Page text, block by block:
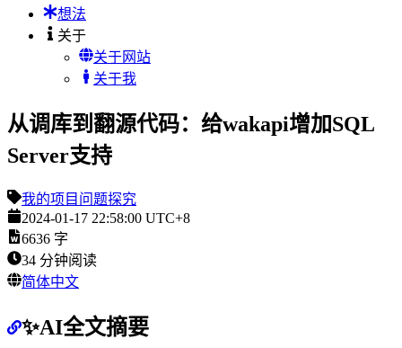
想法
关于
关于网站
关于我
从调库到翻源代码：给wakapi增加SQL
Server支持
我的项目 问题探究
2024-01-17 22:58:00 UTC+8
6636 字
34 分钟阅读
简体中文
✨AI全文摘要